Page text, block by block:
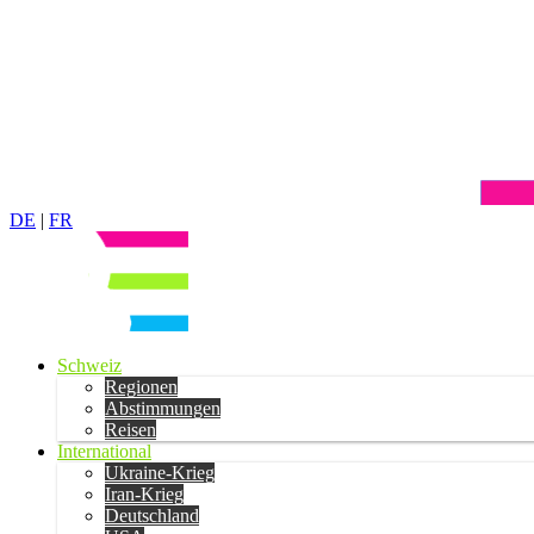
DE | FR
Schweiz
Regionen
Abstimmungen
Reisen
International
Ukraine-Krieg
Iran-Krieg
Deutschland